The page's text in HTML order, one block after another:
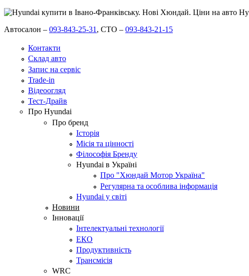
Автосалон – 093-843-25-31 , СТО – 093-843-21-15
Контакти
Склад авто
Запис на сервіс
Trade-in
Відеоогляд
Тест-Драйв
Про Hyundai
Про бренд
Історія
Місія та цінності
Філософія Бренду
Hyundai в Україні
Про "Хюндай Мотор Україна"
Регулярна та особлива інформація
Hyundai у світі
Новини
Інновації
Інтелектуальні технології
ЕКО
Продуктивність
Трансмісія
WRC